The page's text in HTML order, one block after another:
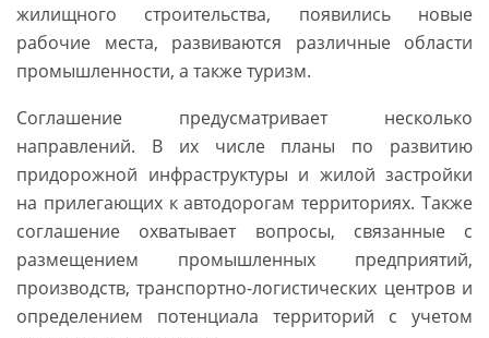
жилищного строительства, появились новые
рабочие места, развиваются различные области
промышленности, а также туризм.
Соглашение предусматривает несколько
направлений. В их числе планы по развитию
придорожной инфраструктуры и жилой застройки
на прилегающих к автодорогам территориях. Также
соглашение охватывает вопросы, связанные с
размещением промышленных предприятий,
производств, транспортно-логистических центров и
определением потенциала территорий с учетом